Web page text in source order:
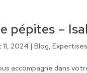
pépites –
2024 |Blog,Expertises
accompagne dans